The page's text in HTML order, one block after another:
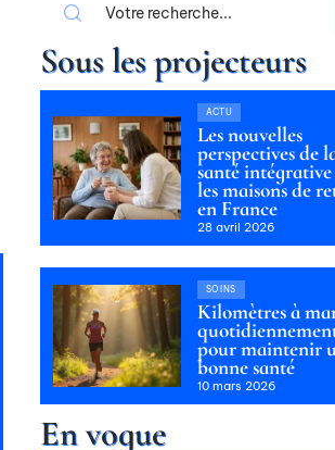
Sous les projecteurs
ACTU
Les nouvelles
perspectives de
santé intégrative
les maisons de
en France
28 avril 2026
SOINS
Kilomètres à
pour maintenir
bonne santé
10 mars 2026
En vogue